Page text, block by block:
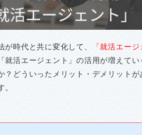
時代と共に変化して、
「就活エー
就活エージェント」の活用が増えて
？どういったメリット・デメリット